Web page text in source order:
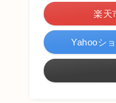
楽天
Yahooシ